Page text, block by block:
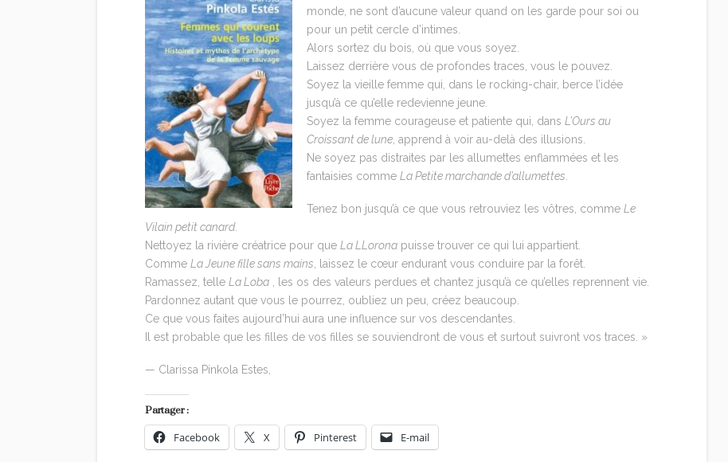
monde, ne sont d’aucune valeur quand on les garde pour soi ou
pour un petit cercle d’intimes.
Alors sortez du bois, où que vous soyez.
Laissez derrière vous de profondes traces, vous le pouvez.
Soyez la vieille femme qui, dans le rocking-chair, berce l’idée
jusqu’à ce qu’elle redevienne jeune.
Soyez la femme courageuse et patiente qui, dansL’Ours au
Croissant de lune , apprend à voir au-delà des illusions.
Ne soyez pas distraites par les allumettes enflammées et les
fantaisies commeLa Petite marchande d’allumettes
Tenez bon jusqu’à ce que vous retrouviez les vôtres, commeLe
Vilain petit canard.
Nettoyez la rivière créatrice pour que La LLorona puisse trouver ce qui lui appartient.
Comme La Jeune fille sans mains , laissez le cœur endurant vous conduire par la forêt.
Ramassez, telle La Loba , les os des valeurs perdues et chantez jusqu’à ce qu’elles reprennent vie.
Pardonnez autant que vous le pourrez, oubliez un peu, créez beaucoup.
Ce que vous faites aujourd’hui aura une influence sur vos descendantes.
Il est probable que les filles de vos filles se souviendront de vous et surtout suivront vos traces. »
— Clarissa Pinkola Estes,
Partager :
Facebook X Pinterest E-mail